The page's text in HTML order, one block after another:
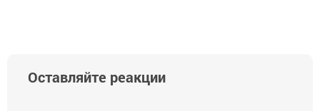
Оставляйте реакции